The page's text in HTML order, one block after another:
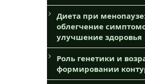
Диета при
облегчение
улучшение здоровья
Роль генетики и
формировании